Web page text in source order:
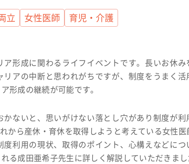
立 女性医師 育児・介護
形成に関わるライフイベントです。長いお休み
アの中断と思われがちですが、制度をうまく活
形成の継続が可能です。
ないと、思いがけない落とし穴があり制度が利
から産休・育休を取得しようと考えている女性医
度利用の現状、取得のポイント、心構えなどにつ
る成田亜希子先生に詳しく解説していただきまし